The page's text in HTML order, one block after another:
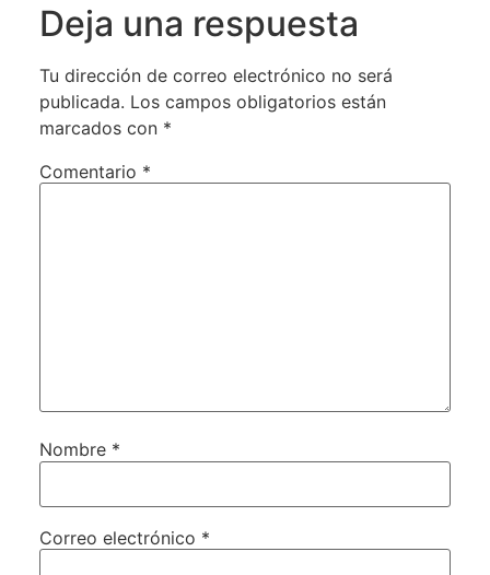
Deja una respuesta
Tu dirección de correo electrónico no será
publicada. Los campos obligatorios están
marcados con *
Comentario *
Nombre *
Correo electrónico *